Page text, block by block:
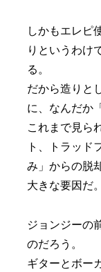
しかもエレピ
りというわけ
る。
だから造りと
に、なんだか
これまで見ら
ト、トラッド
み」からの脱
大きな要因だ。
ジョンジーの
のだろう。
ギターとボー